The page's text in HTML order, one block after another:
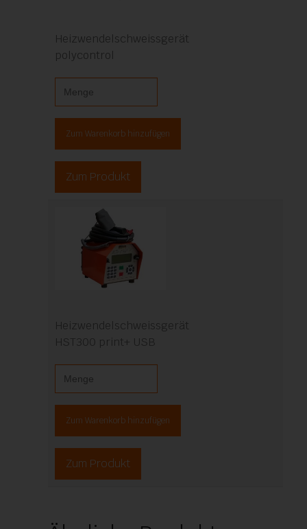
Heizwendelschweissgerät
polycontrol
Zum Warenkorb hinzufügen
Zum Produkt
Heizwendelschweissgerät
HST300 print+ USB
Zum Warenkorb hinzufügen
Zum Produkt